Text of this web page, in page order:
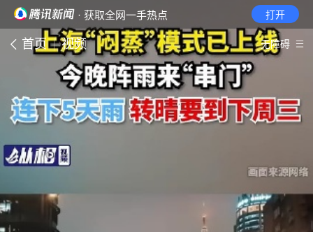
· 获取全网一手热点 打开
首页 视频 无障碍